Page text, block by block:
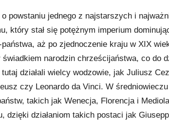
powstaniu jednego z najstarszych i
który stał się potężnym imperium
aż po zjednoczenie kraju w XIX
świadkiem narodzin chrześcijaństwa, co do
działali wielcy wodzowie, jak Juliusz
czy Leonardo da Vinci. W
takich jak Wenecja, Florencja i
dzięki działaniom takich postaci jak